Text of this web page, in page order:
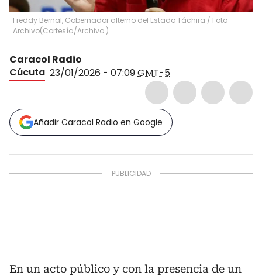
Freddy Bernal, Gobernador alterno del Estado Táchira / Foto
Archivo(Cortesía/Archivo )
Caracol Radio
Cúcuta 23/01/2026 - 07:09GMT-5
Añadir Caracol Radio en Google
En un acto público y con la presencia de un